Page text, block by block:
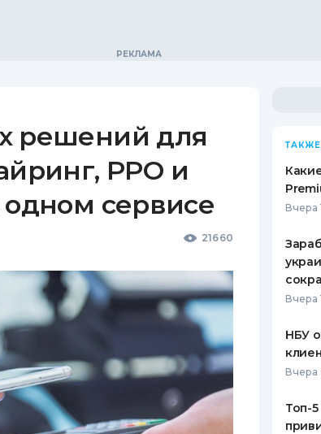
решений для
РРО и
сервисе
21660
Вчера
Вчера
НБУ
Вчера
Топ-